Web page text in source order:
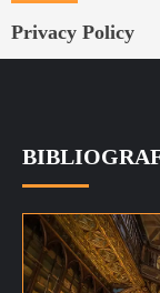
Privacy Policy